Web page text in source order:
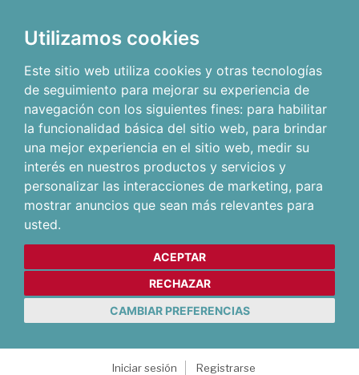
Utilizamos cookies
Este sitio web utiliza cookies y otras tecnologías
de seguimiento para mejorar su experiencia de
navegación con los siguientes fines: para habilitar
la funcionalidad básica del sitio web, para brindar
una mejor experiencia en el sitio web, medir su
interés en nuestros productos y servicios y
personalizar las interacciones de marketing, para
mostrar anuncios que sean más relevantes para
usted.
ACEPTAR
RECHAZAR
CAMBIAR PREFERENCIAS
Iniciar sesión
Registrarse